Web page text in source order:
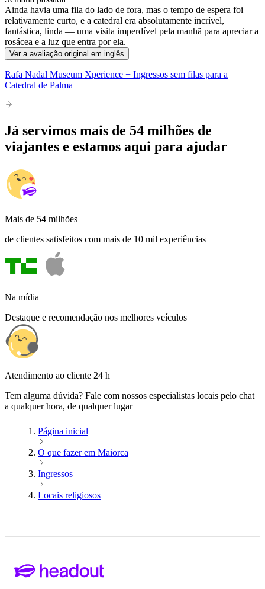
Ainda havia uma fila do lado de fora, mas o tempo de espera foi
relativamente curto, e a catedral era absolutamente incrível,
fantástica, linda — uma visita imperdível pela manhã para apreciar a
rosácea e a luz que entra por ela.
Ver a avaliação original em inglês
Rafa Nadal Museum Xperience + Ingressos sem filas para a
Catedral de Palma
Já servimos mais de 54 milhões de
viajantes e estamos aqui para ajudar
Mais de 54 milhões
de clientes satisfeitos com mais de 10 mil experiências
Na mídia
Destaque e recomendação nos melhores veículos
Atendimento ao cliente 24 h
Tem alguma dúvida? Fale com nossos especialistas locais pelo chat
a qualquer hora, de qualquer lugar
Página inicial
O que fazer em Maiorca
Ingressos
Locais religiosos